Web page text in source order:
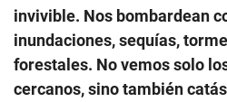
invivible. Nos bombardean
inundaciones, sequías,
forestales. No vemos solo
cercanos, sino también